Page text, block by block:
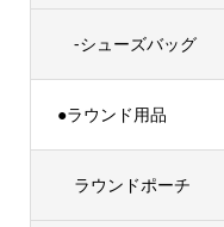
-シューズバッグ
●ラウンド用品
ラウンドポーチ